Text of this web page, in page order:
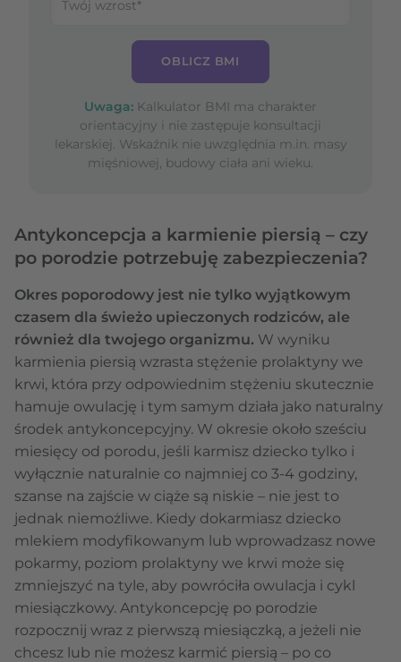
OBLICZ BMI
Uwaga: Kalkulator BMI ma charakter
orientacyjny i nie zastępuje konsultacji
lekarskiej. Wskaźnik nie uwzględnia m.in. masy
mięśniowej, budowy ciała ani wieku.
Antykoncepcja a karmienie piersią – czy
po porodzie potrzebuję zabezpieczenia?
Okres poporodowy jest nie tylko wyjątkowym
czasem dla świeżo upieczonych rodziców, ale
również dla twojego organizmu. W wyniku
karmienia piersią wzrasta stężenie prolaktyny we
krwi, która przy odpowiednim stężeniu skutecznie
hamuje owulację i tym samym działa jako naturalny
środek antykoncepcyjny. W okresie około sześciu
miesięcy od porodu, jeśli karmisz dziecko tylko i
wyłącznie naturalnie co najmniej co 3-4 godziny,
szanse na zajście w ciąże są niskie – nie jest to
jednak niemożliwe. Kiedy dokarmiasz dziecko
mlekiem modyfikowanym lub wprowadzasz nowe
pokarmy, poziom prolaktyny we krwi może się
zmniejszyć na tyle, aby powróciła owulacja i cykl
miesiączkowy. Antykoncepcję po porodzie
rozpocznij wraz z pierwszą miesiączką, a jeżeli nie
chcesz lub nie możesz karmić piersią – po co